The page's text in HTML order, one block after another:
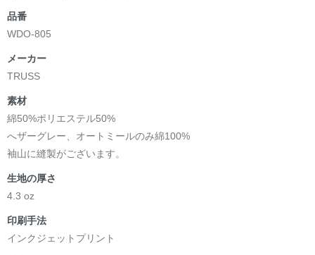
品番
WDO-805
メーカー
TRUSS
素材
綿50%ポリエステル50%
へザーグレー、オートミールのみ綿100%
袖山に縫製がございます。
生地の厚さ
4.3 oz
印刷手法
インクジェットプリント